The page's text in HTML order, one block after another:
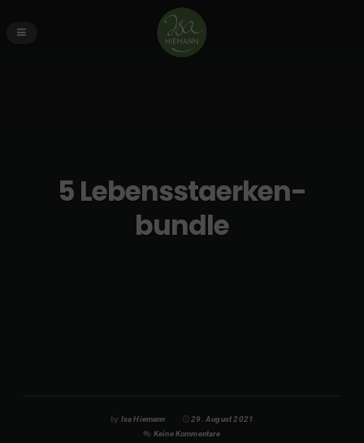
5 Lebensstaerken-
bundle
by Isa Hiemann
29. August 2021
Keine Kommentare